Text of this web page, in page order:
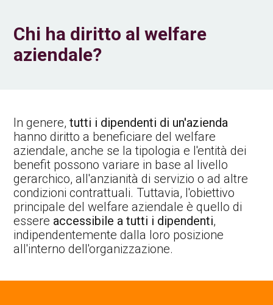
Chi ha diritto al welfare
aziendale?
In genere,tutti i dipendenti di un'azienda
hanno diritto a beneficiare del welfare
aziendale, anche se la tipologia e l'entità dei
benefit possono variare in base al livello
gerarchico, all'anzianità di servizio o ad altre
condizioni contrattuali. Tuttavia, l'obiettivo
principale del welfare aziendale è quello di
essere accessibile a tutti i dipendenti,
indipendentemente dalla loro posizione
all'interno dell'organizzazione.